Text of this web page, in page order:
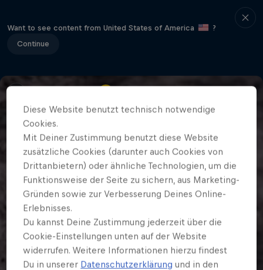
Want to see content from United States of America
?
Continue
Diese Website benutzt technisch notwendige
Cookies.
Mit Deiner Zustimmung benutzt diese Website
zusätzliche Cookies (darunter auch Cookies von
Drittanbietern) oder ähnliche Technologien, um die
Funktionsweise der Seite zu sichern, aus Marketing-
Gründen sowie zur Verbesserung Deines Online-
Erlebnisses.
Du kannst Deine Zustimmung jederzeit über die
Cookie-Einstellungen unten auf der Website
widerrufen. Weitere Informationen hierzu findest
Du in unserer Datenschutzerklärung und in den